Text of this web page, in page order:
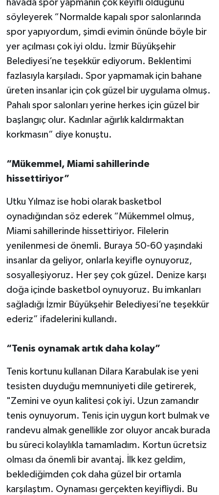
havada spor yapmanın çok keyifli olduğunu
söyleyerek “Normalde kapalı spor salonlarında
spor yapıyordum, şimdi evimin önünde böyle bir
yer açılması çok iyi oldu. İzmir Büyükşehir
Belediyesi’ne teşekkür ediyorum. Beklentimi
fazlasıyla karşıladı. Spor yapmamak için bahane
üreten insanlar için çok güzel bir uygulama olmuş.
Pahalı spor salonları yerine herkes için güzel bir
başlangıç olur. Kadınlar ağırlık kaldırmaktan
korkmasın” diye konuştu.
“Mükemmel, Miami sahillerinde
hissettiriyor”
Utku Yılmaz ise hobi olarak basketbol
oynadığından söz ederek “Mükemmel olmuş,
Miami sahillerinde hissettiriyor. Filelerin
yenilenmesi de önemli. Buraya 50-60 yaşındaki
insanlar da geliyor, onlarla keyifle oynuyoruz,
sosyalleşiyoruz. Her şey çok güzel. Denize karşı
doğa içinde basketbol oynuyoruz. Bu imkanları
sağladığı İzmir Büyükşehir Belediyesi’ne teşekkür
ederiz” ifadelerini kullandı.
“Tenis oynamak artık daha kolay”
Tenis kortunu kullanan Dilara Karabulak ise yeni
tesisten duyduğu memnuniyeti dile getirerek,
"Zemini ve oyun kalitesi çok iyi. Uzun zamandır
tenis oynuyorum. Tenis için uygun kort bulmak ve
randevu almak genellikle zor oluyor ancak burada
bu süreci kolaylıkla tamamladım. Kortun ücretsiz
olması da önemli bir avantaj. İlk kez geldim,
beklediğimden çok daha güzel bir ortamla
karşılaştım. Oynaması gerçekten keyifliydi. Bu